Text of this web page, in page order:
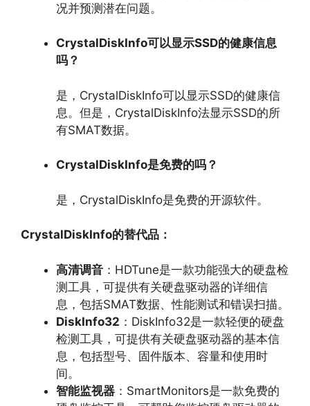
况并预测潜在问题。
CrystalDiskInfo可以显示SSD的健康信息
吗？
是， CrystalDiskInfo可以显示SSD的健康信
息。 但是， CrystalDiskInfo法显示SSD的所
有SMAT数据。
CrystalDiskInfo是免费的吗？
是， CrystalDiskInfo是免费的开源软件。
CrystalDiskInfo的替代品：
高清调音 ：HDTune是一款功能强大的硬盘检
测工具， 可提供有关硬盘驱动器的详细信
息， 包括SMAT数据、性能测试和错误扫描。
DiskInfo32 ：DiskInfo32是一款轻便的硬盘
检测工具， 可提供有关硬盘驱动器的基本信
息， 包括型号、 固件版本、 容量和使用时
间。
智能监视器 ：SmartMonitors是一款免费的